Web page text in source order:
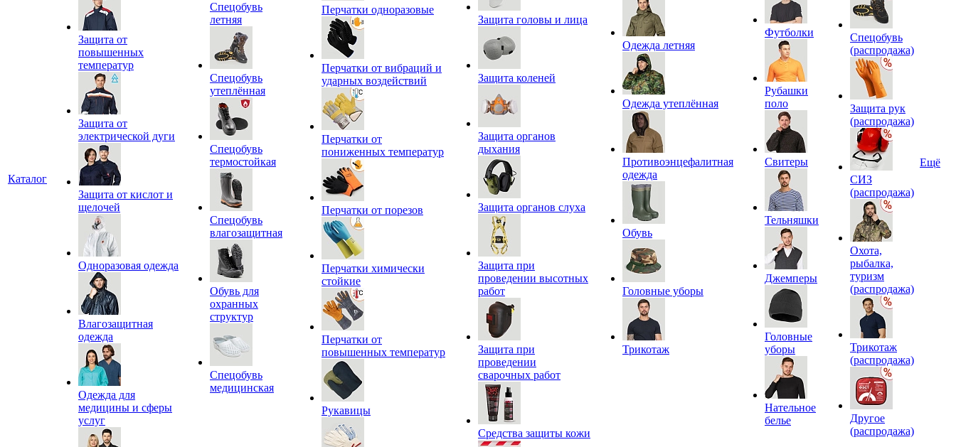
Каталог
Защита от
повышенных
температур
Защита от
электрической дуги
Защита от кислот и
щелочей
Одноразовая одежда
Влагозащитная
одежда
Одежда для
медицины и сферы
услуг
Спецобувь
летняя
Спецобувь
утеплённая
Спецобувь
термостойкая
Спецобувь
влагозащитная
Обувь для
охранных
структур
Спецобувь
медицинская
Перчатки одноразовые
Перчатки от вибраций и
ударных воздействий
Перчатки от
пониженных температур
Перчатки от порезов
Перчатки химически
стойкие
Перчатки от
повышенных температур
Рукавицы
Защита головы и лица
Защита коленей
Защита органов
дыхания
Защита органов слуха
Защита при
проведении высотных
работ
Защита при
проведении
сварочных работ
Средства защиты кожи
Одежда летняя
Одежда утеплённая
Противоэнцефалитная
одежда
Обувь
Головные уборы
Трикотаж
Футболки
Рубашки
поло
Свитеры
Тельняшки
Джемперы
Головные
уборы
Нательное
белье
Спецобувь
(распродажа)
Защита рук
(распродажа)
СИЗ
(распродажа)
Охота,
рыбалка,
туризм
(распродажа)
Трикотаж
(распродажа)
Другое
(распродажа)
Ещё